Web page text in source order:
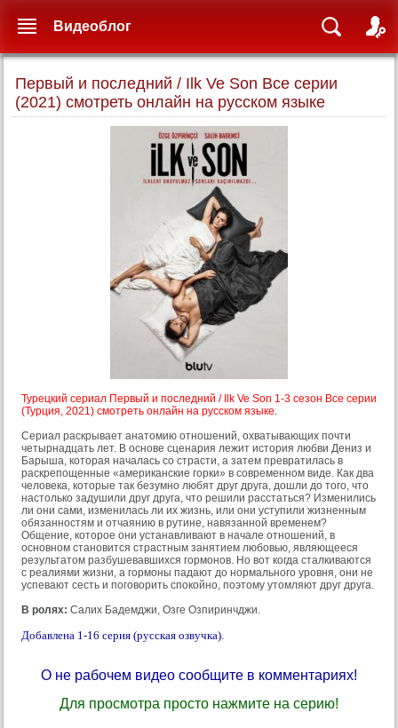
Первый и последний / Ilk Ve Son Все серии
(2021) смотреть онлайн на русском языке
Турецкий сериал Первый и последний / Ilk Ve Son 1-3 сезон Все серии
(Турция, 2021) смотреть онлайн на русском языке.
Сериал раскрывает анатомию отношений, охватывающих почти
четырнадцать лет. В основе сценария лежит история любви Дениз и
Барыша, которая началась со страсти, а затем превратилась в
раскрепощенные «американские горки» в современном виде. Как два
человека, которые так безумно любят друг друга, дошли до того, что
настолько задушили друг друга, что решили расстаться? Изменились
ли они сами, изменилась ли их жизнь, или они уступили жизненным
обязанностям и отчаянию в рутине, навязанной временем?
Общение, которое они устанавливают в начале отношений, в
основном становится страстным занятием любовью, являющееся
результатом разбушевавшихся гормонов. Но вот когда сталкиваются
с реалиями жизни, а гормоны падают до нормального уровня, они не
успевают сесть и поговорить спокойно, поэтому утомляют друг друга.
В ролях: Салих Бадемджи, Озге Озпиринчджи.
Добавлена 1-16 серия (русская озвучка).
О не рабочем видео сообщите в комментариях!
Для просмотра просто нажмите на серию!
Видеоблог